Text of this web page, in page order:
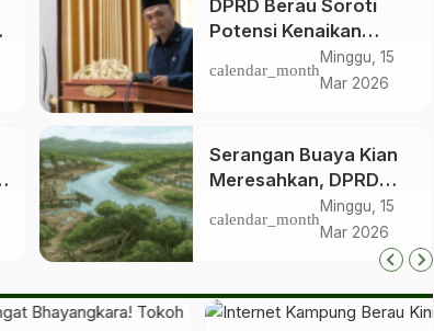
DPRD Berau Soroti
Potensi Kenaikan
Harga Sembako Jelang
Idulfitri
calendar_month
Minggu, 15
Mar 2026
Serangan Buaya Kian
Meresahkan, DPRD
Berau Desak
Pemerintah Segera
Bangun Penangkaran
calendar_month
Minggu, 15
Mar 2026